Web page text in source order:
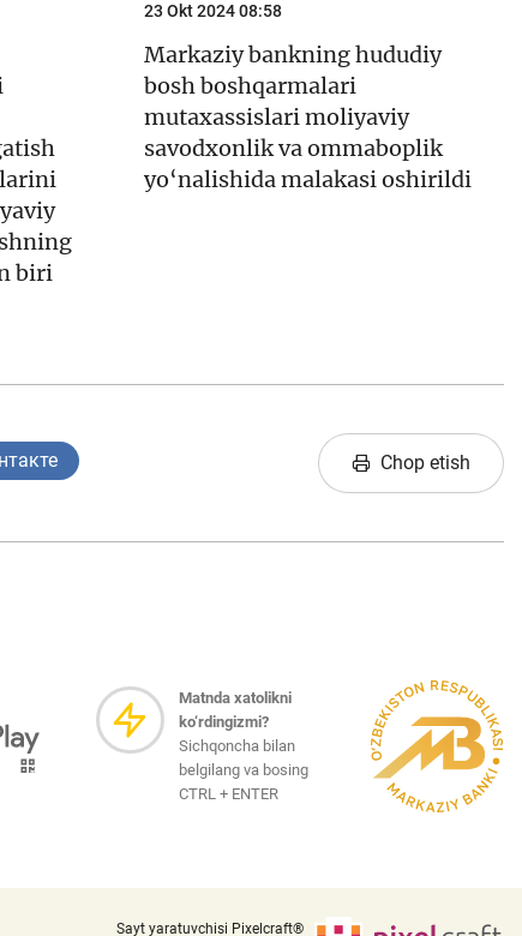
biri
23 Okt 2024 08:58
Markaziy bankning hududiy
bosh boshqarmalari
mutaxassislari moliyaviy
savodxonlik va ommaboplik
yo‘nalishida malakasi oshirildi
Chop etish
Matnda xatolikni
ko‘rdingizmi?
Sichqoncha bilan
belgilang va bosing
CTRL + ENTER
Sayt yaratuvchisi Pixelcraft®